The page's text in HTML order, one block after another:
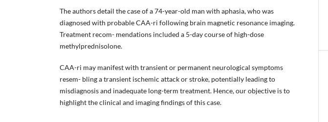
The authors detail the case of a 74-year-old man with aphasia, who was
diagnosed with probable CAA-ri following brain magnetic resonance imaging.
Treatment recom- mendations included a 5-day course of high-dose
methylprednisolone.
CAA-ri may manifest with transient or permanent neurological symptoms
resem- bling a transient ischemic attack or stroke, potentially leading to
misdiagnosis and inadequate long-term treatment. Hence, our objective is to
highlight the clinical and imaging findings of this case.